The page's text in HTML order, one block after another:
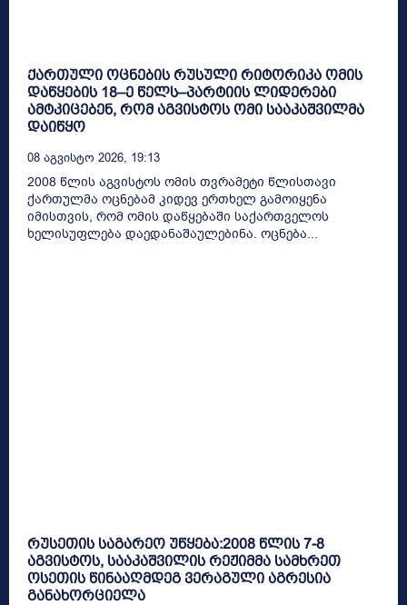
ქართული ოცნების რუსული რიტორიკა ომის
დაწყების 18–ე წელს–პარტიის ლიდერები
ამტკიცებენ, რომ აგვისტოს ომი სააკაშვილმა
დაიწყო
08 Აგვისტო 2026, 19:13
2008 წლის აგვისტოს ომის თვრამეტი წლისთავი
ქართულმა ოცნებამ კიდევ ერთხელ გამოიყენა
იმისთვის, რომ ომის დაწყებაში საქართველოს
ხელისუფლება დაედანაშაულებინა. ოცნება...
რუსეთის საგარეო უწყება:2008 წლის 7-8
აგვისტოს, სააკაშვილის რეჟიმმა სამხრეთ
ოსეთის წინააღმდეგ ვერაგული აგრესია
განახორციელა